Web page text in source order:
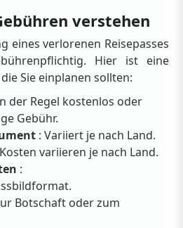
verstehen
eines verlorenen Reisepasses
Hier ist eine
Sie einplanen sollten:
der Regel kostenlos oder
Gebühr.
: Variiert je nach Land.
variieren je nach Land.
:
Botschaft oder zum